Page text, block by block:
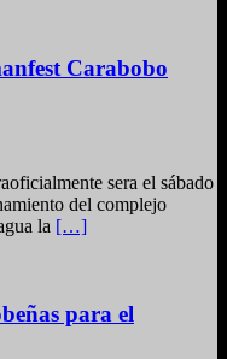
Carabobo
sera el sábado
del complejo
la […]
para el